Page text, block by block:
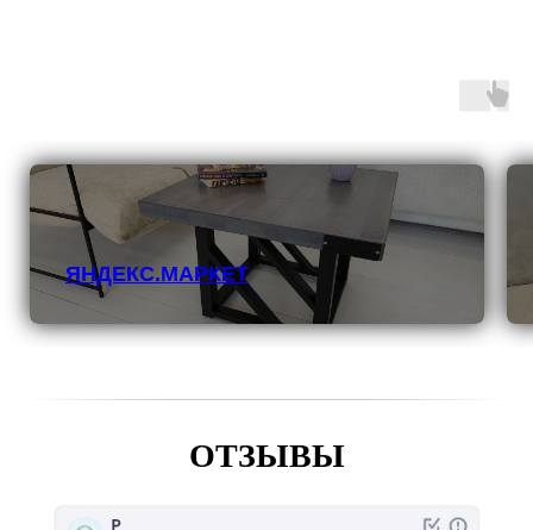
ЯНДЕКС.МАРКЕТ
ОТЗЫВЫ